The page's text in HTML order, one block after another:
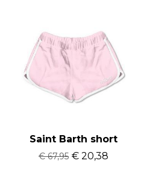
Saint Barth short
€ 67,95 € 20,38